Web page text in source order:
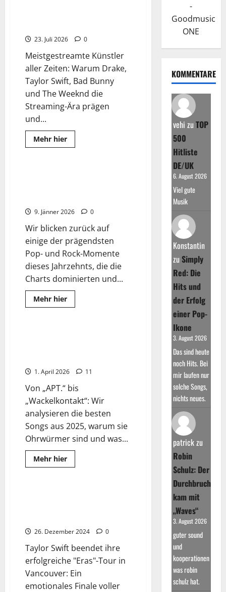
23. Juli 2026 0
Meistgestreamte Künstler
aller Zeiten: Warum Drake,
Taylor Swift, Bad Bunny
und The Weeknd die
Streaming-Ära prägen
und...
Mehr hierRead
more
2025
Best Of
Wissenswertes
9. Jänner 2026 0
Wir blicken zurück auf
einige der prägendsten
Pop- und Rock-Momente
dieses Jahrzehnts, die die
Charts dominierten und...
Mehr hierRead
more
&
Rock-
Songs
ever
2025 Wissenswertes
1. April 2026 11
Von „APT.“ bis
„Wackelkontakt“: Wir
analysieren die besten
Songs aus 2025, warum sie
Ohrwürmer sind und was...
Mehr hierRead
more
der
Charts
Wissenswertes
26. Dezember 2024 0
Taylor Swift beendet ihre
erfolgreiche "Eras"-Tour in
Vancouver: Ein
emotionales Finale voller
-
Goodmusic
ONE
KOMMENTARE
vehi zu TOP
500
Hitliste
DE/UK
6. August 2026
Viel gute
Musik
Konstantin
zu Simply
Red: Die
Hits und
der Erfolg
einer Pop-
Ikone
3. August 2026
Das sind heute
noch Hits. Bei
mir laufen nur
solche Songs,
nichts neues.
patrickzu
Robin
Schulz: Der
Durchbruch
kam mit
„Waves“
3. August 2026
guter sound
und
kooperationen
was robin
schulz hat.